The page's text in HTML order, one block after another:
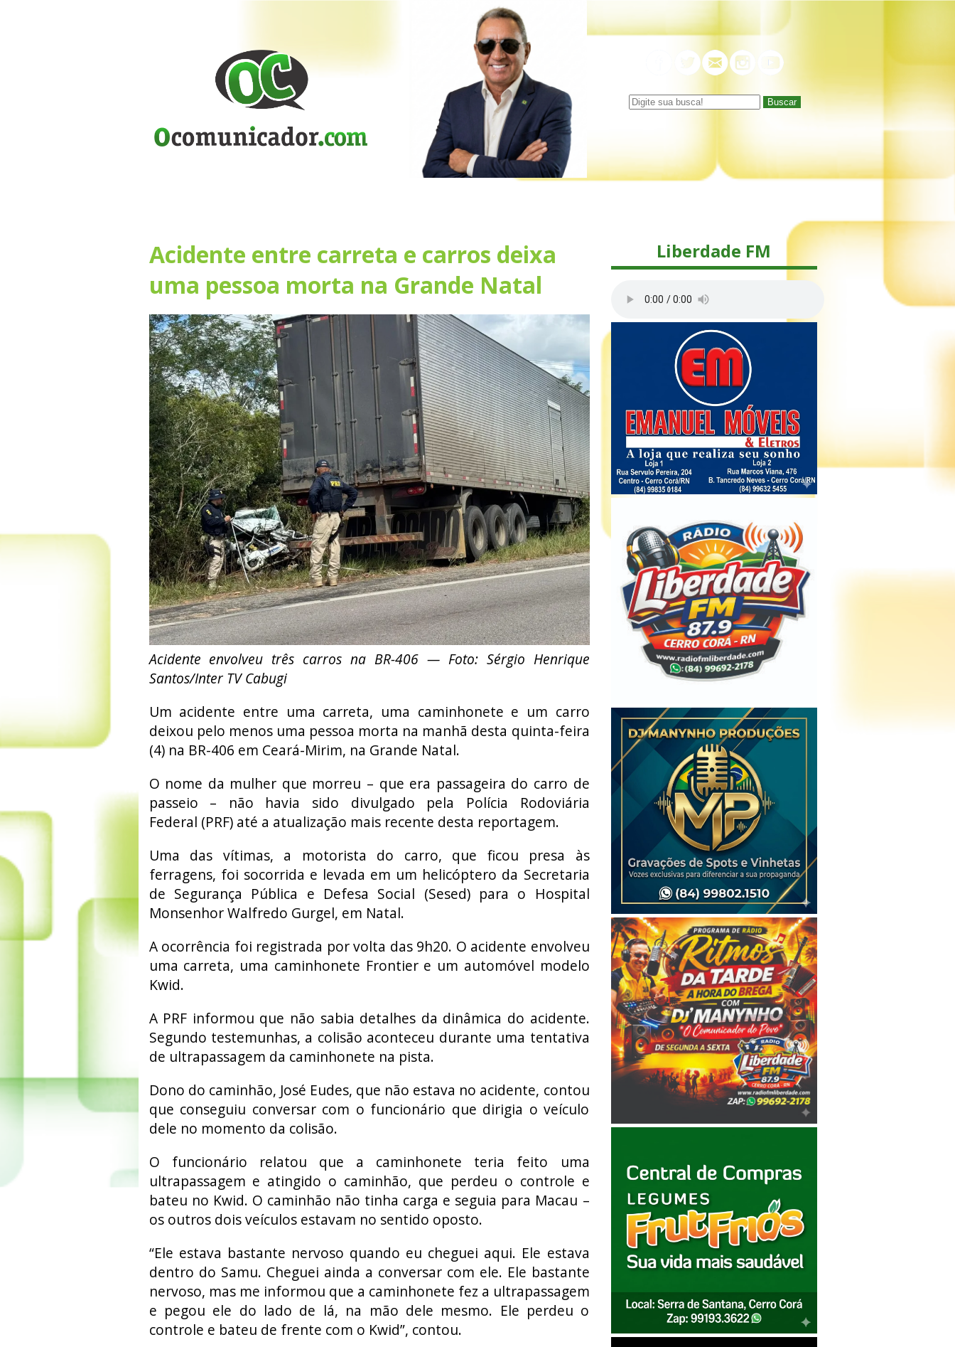
Buscar
Acidente entre carreta e carros deixa
uma pessoa morta na Grande Natal
Acidente envolveu três carros na BR-406 — Foto: Sérgio Henrique
Santos/Inter TV Cabugi
Um acidente entre uma carreta, uma caminhonete e um carro
deixou pelo menos uma pessoa morta na manhã desta quinta-feira
(4) na BR-406 em Ceará-Mirim, na Grande Natal.
O nome da mulher que morreu – que era passageira do carro de
passeio – não havia sido divulgado pela Polícia Rodoviária
Federal (PRF) até a atualização mais recente desta reportagem.
Uma das vítimas, a motorista do carro, que ficou presa às
ferragens, foi socorrida e levada em um helicóptero da Secretaria
de Segurança Pública e Defesa Social (Sesed) para o Hospital
Monsenhor Walfredo Gurgel, em Natal.
A ocorrência foi registrada por volta das 9h20. O acidente envolveu
uma carreta, uma caminhonete Frontier e um automóvel modelo
Kwid.
A PRF informou que não sabia detalhes da dinâmica do acidente.
Segundo testemunhas, a colisão aconteceu durante uma tentativa
de ultrapassagem da caminhonete na pista.
Dono do caminhão, José Eudes, que não estava no acidente, contou
que conseguiu conversar com o funcionário que dirigia o veículo
dele no momento da colisão.
O funcionário relatou que a caminhonete teria feito uma
ultrapassagem e atingido o caminhão, que perdeu o controle e
bateu no Kwid. O caminhão não tinha carga e seguia para Macau –
os outros dois veículos estavam no sentido oposto.
“Ele estava bastante nervoso quando eu cheguei aqui. Ele estava
dentro do Samu. Cheguei ainda a conversar com ele. Ele bastante
nervoso, mas me informou que a caminhonete fez a ultrapassagem
e pegou ele do lado de lá, na mão dele mesmo. Ele perdeu o
controle e bateu de frente com o Kwid”, contou.
Liberdade FM